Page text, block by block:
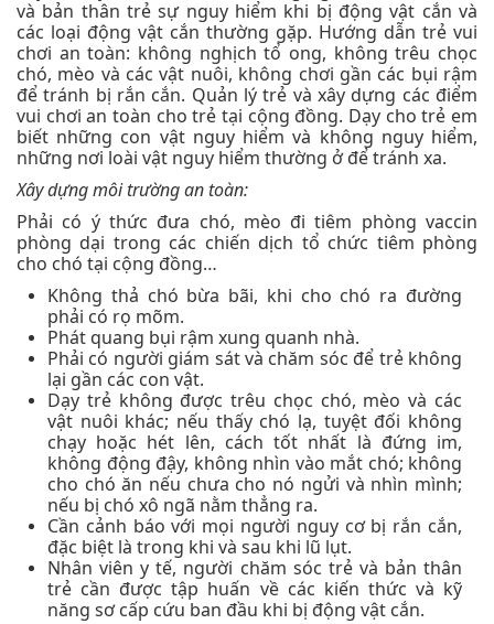
và bản thân trẻ sự nguy hiểm khi bị động vật cắn và
các loại động vật cắn thường gặp. Hướng dẫn trẻ vui
chơi an toàn: không nghịch tổ ong, không trêu chọc
chó, mèo và các vật nuôi, không chơi gần các bụi rậm
để tránh bị rắn cắn. Quản lý trẻ và xây dựng các điểm
vui chơi an toàn cho trẻ tại cộng đồng. Dạy cho trẻ em
biết những con vật nguy hiểm và không nguy hiểm,
những nơi loài vật nguy hiểm thường ở để tránh xa.
Xây dựng môi trường an toàn:
Phải có ý thức đưa chó, mèo đi tiêm phòng vaccin
phòng dại trong các chiến dịch tổ chức tiêm phòng
cho chó tại cộng đồng…
Không thả chó bừa bãi, khi cho chó ra đường
phải có rọ mõm.
Phát quang bụi rậm xung quanh nhà.
Phải có người giám sát và chăm sóc để trẻ không
lại gần các con vật.
Dạy trẻ không được trêu chọc chó, mèo và các
vật nuôi khác; nếu thấy chó lạ, tuyệt đối không
chạy hoặc hét lên, cách tốt nhất là đứng im,
không động đậy, không nhìn vào mắt chó; không
cho chó ăn nếu chưa cho nó ngửi và nhìn mình;
nếu bị chó xô ngã nằm thẳng ra.
Cần cảnh báo với mọi người nguy cơ bị rắn cắn,
đặc biệt là trong khi và sau khi lũ lụt.
Nhân viên y tế, người chăm sóc trẻ và bản thân
trẻ cần được tập huấn về các kiến thức và kỹ
năng sơ cấp cứu ban đầu khi bị động vật cắn.